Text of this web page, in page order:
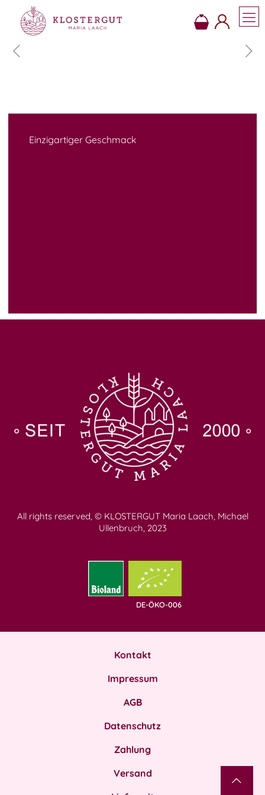
Einzigartiger Geschmack
All rights reserved, © KLOSTERGUT Maria Laach, Michael
Ullenbruch, 2023
DE-ÖKO-006
Kontakt
Impressum
AGB
Datenschutz
Zahlung
Versand